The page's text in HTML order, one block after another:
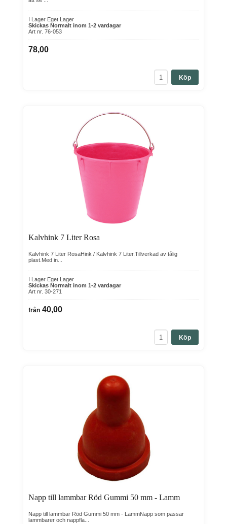
I Lager Eget Lager
Skickas Normalt inom 1-2 vardagar
Art nr. 76-053
78,00
Köp
Kalvhink 7 Liter Rosa
Kalvhink 7 Liter RosaHink / Kalvhink 7 Liter.Tillverkad av tålig
plast.Med in...
I Lager Eget Lager
Skickas Normalt inom 1-2 vardagar
Art nr. 30-271
från 40,00
Köp
Napp till lammbar Röd Gummi 50 mm - Lamm
Napp till lammbar Röd Gummi 50 mm - LammNapp som passar
lammbarer och nappfla...